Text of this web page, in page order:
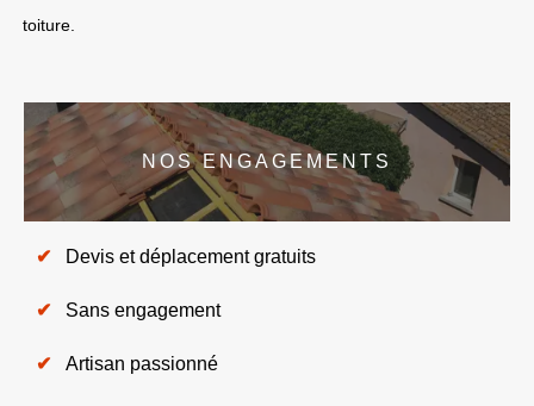
toiture.
NOS ENGAGEMENTS
Devis et déplacement gratuits
Sans engagement
Artisan passionné